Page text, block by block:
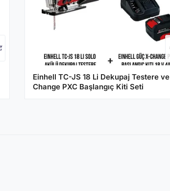
Einhell TC-JS 18 Li Dekupaj Testere ve X-
Change PXC Başlangıç ​​Kiti Seti